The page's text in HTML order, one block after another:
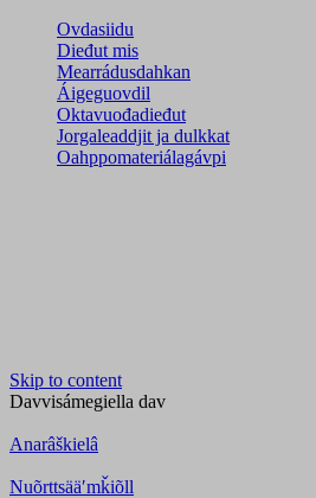
Ovdasiidu
Dieđut mis
Mearrádusdahkan
Áigeguovdil
Oktavuođadieđut
Jorgaleaddjit ja dulkkat
Oahppomateriálagávpi
Skip to content
Davvisámegiella dav
Anarâškielâ
Nuõrttsääʹmǩiõll